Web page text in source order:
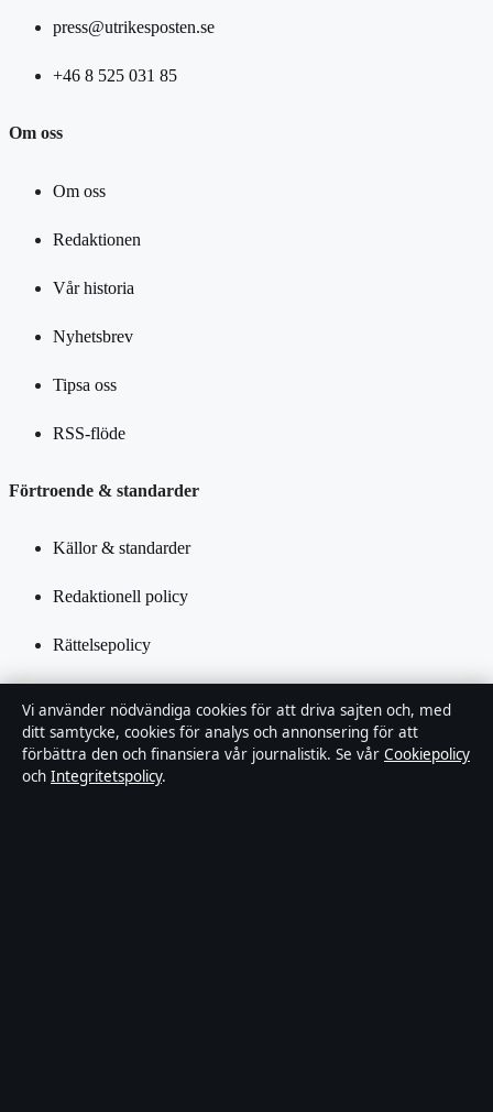
press@utrikesposten.se
+46 8 525 031 85
Om oss
Om oss
Redaktionen
Vår historia
Nyhetsbrev
Tipsa oss
RSS-flöde
Förtroende & standarder
Källor & standarder
Redaktionell policy
Rättelsepolicy
Integritetspolicy
Kändisar & integritet
Vi använder nödvändiga cookies för att driva sajten och, med
ditt samtycke, cookies för analys och annonsering för att
förbättra den och finansiera vår journalistik. Se vår Cookiepolicy
och Integritetspolicy.